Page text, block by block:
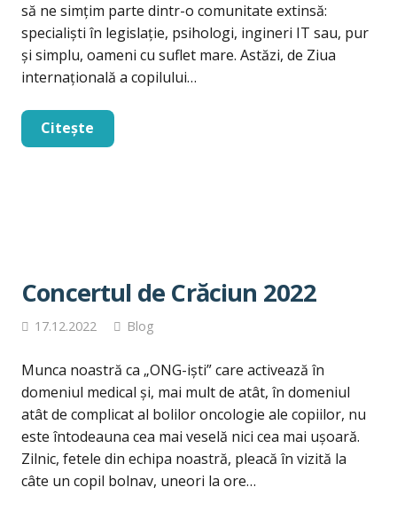
să ne simțim parte dintr-o comunitate extinsă:
specialiști în legislație, psihologi, ingineri IT sau, pur
și simplu, oameni cu suflet mare. Astăzi, de Ziua
internațională a copilului…
Citește
Concertul de Crăciun 2022
17.12.2022 Blog
Munca noastră ca „ONG-iști” care activează în
domeniul medical și, mai mult de atât, în domeniul
atât de complicat al bolilor oncologie ale copiilor, nu
este întodeauna cea mai veselă nici cea mai ușoară.
Zilnic, fetele din echipa noastră, pleacă în vizită la
câte un copil bolnav, uneori la ore…